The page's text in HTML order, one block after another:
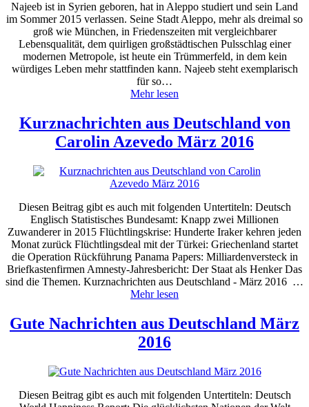
Najeeb ist in Syrien geboren, hat in Aleppo studiert und sein Land
im Sommer 2015 verlassen. Seine Stadt Aleppo, mehr als dreimal so
groß wie München, in Friedenszeiten mit vergleichbarer
Lebensqualität, dem quirligen großstädtischen Pulsschlag einer
modernen Metropole, ist heute ein Trümmerfeld, in dem kein
würdiges Leben mehr stattfinden kann. Najeeb steht exemplarisch
für so…
Mehr lesen
Kurznachrichten aus Deutschland von
Carolin Azevedo März 2016
Diesen Beitrag gibt es auch mit folgenden Untertiteln: Deutsch
Englisch Statistisches Bundesamt: Knapp zwei Millionen
Zuwanderer in 2015 Flüchtlingskrise: Hunderte Iraker kehren jeden
Monat zurück Flüchtlingsdeal mit der Türkei: Griechenland startet
die Operation Rückführung Panama Papers: Milliardenversteck in
Briefkastenfirmen Amnesty-Jahresbericht: Der Staat als Henker Das
sind die Themen. Kurznachrichten aus Deutschland - März 2016 …
Mehr lesen
Gute Nachrichten aus Deutschland März
2016
Diesen Beitrag gibt es auch mit folgenden Untertiteln: Deutsch